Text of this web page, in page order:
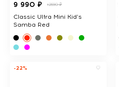
9 990 ₽ 12690 ₽
Classic Ultra Mini Kid's
Samba Red
-22%